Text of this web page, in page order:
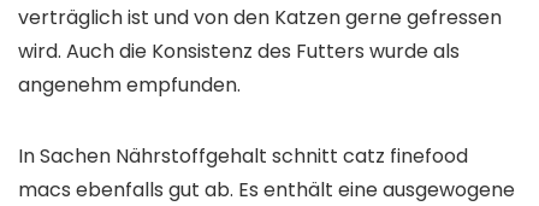
verträglich ist und von den Katzen gerne gefressen
wird. Auch die Konsistenz des Futters wurde als
angenehm empfunden.
In Sachen Nährstoffgehalt schnitt catz finefood
macs ebenfalls gut ab. Es enthält eine ausgewogene